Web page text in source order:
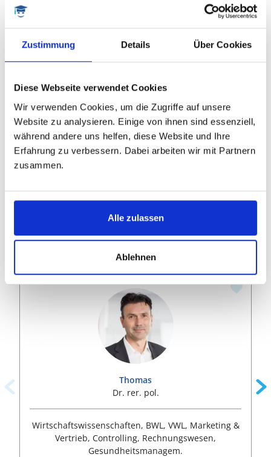
Zustimmung Details Über Cookies
Diese Webseite verwendet Cookies
Wir verwenden Cookies, um die Zugriffe auf unsere
Website zu analysieren. Einige von ihnen sind essenziell,
während andere uns helfen, diese Website und Ihre
Erfahrung zu verbessern. Dabei arbeiten wir mit Partnern
zusammen.
Alle zulassen
Ablehnen
040 723 77 18 0
Anfrage starten
Wir melden uns
innerhalb von 24 Stunden
E-Mail schreiben
kostenlose Vorab-Beratung
ANDERE LEKTOREN UND COACHES
aus dem Fachbereich Wirtschaftswissenschaften
Thomas
Dr. rer. pol.
Wirtschaftswissenschaften, BWL, VWL, Marketing &
Vertrieb, Controlling, Rechnungswesen,
Gesundheitsmanagem.